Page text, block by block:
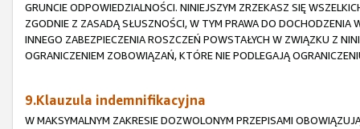
GRUNCIE ODPOWIEDZIALNOŚCI. NINIEJSZYM ZRZEKASZ SIĘ
ZGODNIE Z ZASADĄ SŁUSZNOŚCI, W TYM PRAWA DO
INNEGO ZABEZPIECZENIA ROSZCZEŃ POWSTAŁYCH W ZWIĄZKU Z
OGRANICZENIEM ZOBOWIĄZAŃ, KTÓRE NIE PODLEGAJĄ
9.Klauzula indemnifikacyjna
W MAKSYMALNYM ZAKRESIE DOZWOLONYM PRZEPISAMI